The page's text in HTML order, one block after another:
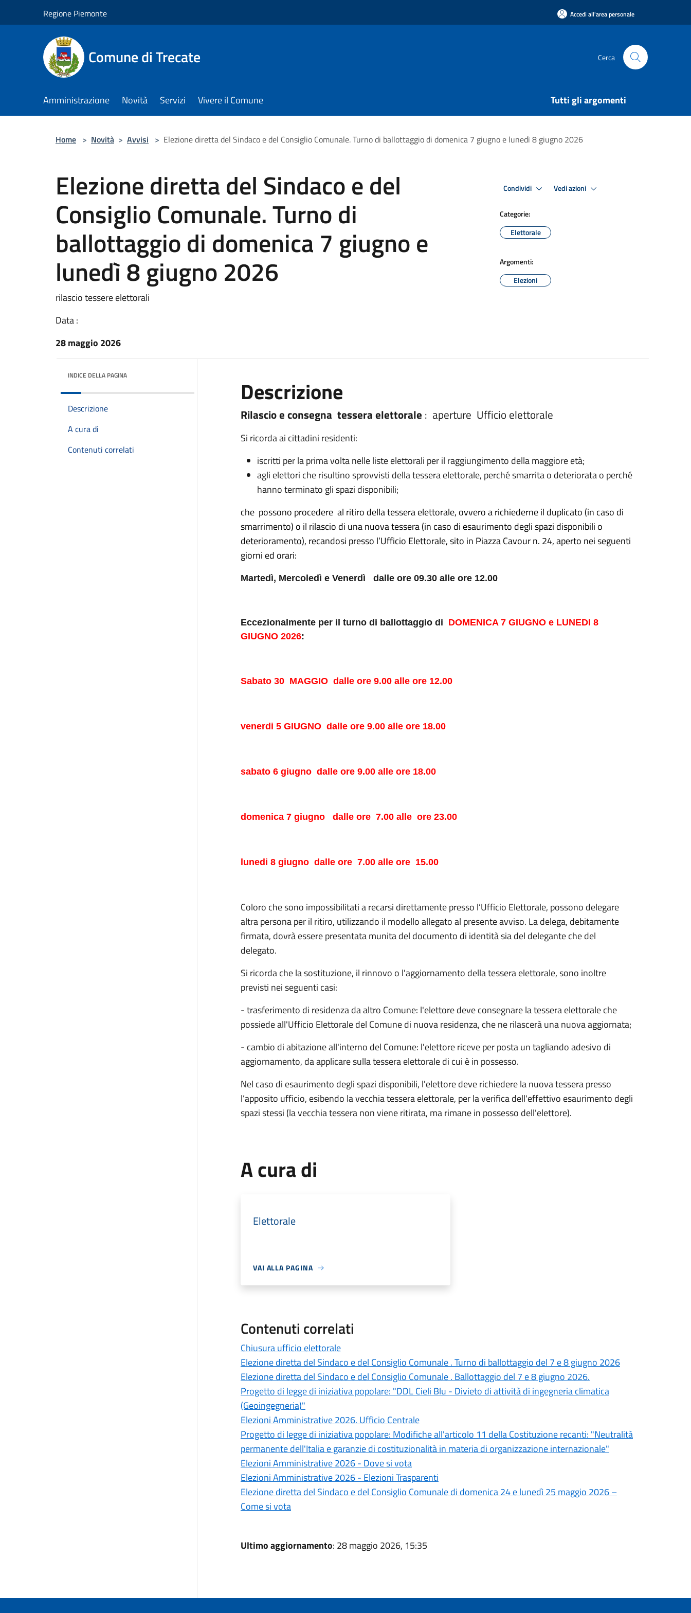
Regione Piemonte Accedi all'area personale
Comune di Trecate Cerca
Amministrazione Novità Servizi Vivere il Comune Tutti gli argomenti
Home > Novità > Avvisi > Elezione diretta del Sindaco e del Consiglio Comunale. Turno di ballottaggio di domenica 7 giugno e lunedì 8 giugno 2026
Elezione diretta del Sindaco e del
Consiglio Comunale. Turno di
ballottaggio di domenica 7 giugno e
lunedì 8 giugno 2026
rilascio tessere elettorali
Data :
28 maggio 2026
Condividi Vedi azioni
Categorie:
Elettorale
Argomenti:
Elezioni
INDICE DELLA PAGINA
Descrizione
A cura di
Contenuti correlati
Descrizione
Rilascio e consegna tessera elettorale : aperture Ufficio elettorale
Si ricorda ai cittadini residenti:
iscritti per la prima volta nelle liste elettorali per il raggiungimento della maggiore età;
agli elettori che risultino sprovvisti della tessera elettorale, perché smarrita o deteriorata o perché
hanno terminato gli spazi disponibili;
che possono procedere al ritiro della tessera elettorale, ovvero a richiederne il duplicato (in caso di
smarrimento) o il rilascio di una nuova tessera (in caso di esaurimento degli spazi disponibili o
deterioramento), recandosi presso l’Ufficio Elettorale, sito in Piazza Cavour n. 24, aperto nei seguenti
giorni ed orari:
Martedì, Mercoledì e Venerdì dalle ore 09.30 alle ore 12.00
Eccezionalmente per il turno di ballottaggio di DOMENICA 7 GIUGNO e LUNEDI 8
GIUGNO 2026:
Sabato 30 MAGGIO dalle ore 9.00 alle ore 12.00
venerdi 5 GIUGNO dalle ore 9.00 alle ore 18.00
sabato 6 giugno dalle ore 9.00 alle ore 18.00
domenica 7 giugno dalle ore 7.00 alle ore 23.00
lunedi 8 giugno dalle ore 7.00 alle ore 15.00
Coloro che sono impossibilitati a recarsi direttamente presso l’Ufficio Elettorale, possono delegare
altra persona per il ritiro, utilizzando il modello allegato al presente avviso. La delega, debitamente
firmata, dovrà essere presentata munita del documento di identità sia del delegante che del
delegato.
Si ricorda che la sostituzione, il rinnovo o l'aggiornamento della tessera elettorale, sono inoltre
previsti nei seguenti casi:
- trasferimento di residenza da altro Comune: l'elettore deve consegnare la tessera elettorale che
possiede all'Ufficio Elettorale del Comune di nuova residenza, che ne rilascerà una nuova aggiornata;
- cambio di abitazione all'interno del Comune: l'elettore riceve per posta un tagliando adesivo di
aggiornamento, da applicare sulla tessera elettorale di cui è in possesso.
Nel caso di esaurimento degli spazi disponibili, l'elettore deve richiedere la nuova tessera presso
l’apposito ufficio, esibendo la vecchia tessera elettorale, per la verifica dell'effettivo esaurimento degli
spazi stessi (la vecchia tessera non viene ritirata, ma rimane in possesso dell'elettore).
A cura di
Elettorale
VAI ALLA PAGINA
Contenuti correlati
Chiusura ufficio elettorale
Elezione diretta del Sindaco e del Consiglio Comunale . Turno di ballottaggio del 7 e 8 giugno 2026
Elezione diretta del Sindaco e del Consiglio Comunale . Ballottaggio del 7 e 8 giugno 2026.
Progetto di legge di iniziativa popolare: "DDL Cieli Blu - Divieto di attività di ingegneria climatica
(Geoingegneria)"
Elezioni Amministrative 2026. Ufficio Centrale
Progetto di legge di iniziativa popolare: Modifiche all'articolo 11 della Costituzione recanti: "Neutralità
permanente dell'Italia e garanzie di costituzionalità in materia di organizzazione internazionale"
Elezioni Amministrative 2026 - Dove si vota
Elezioni Amministrative 2026 - Elezioni Trasparenti
Elezione diretta del Sindaco e del Consiglio Comunale di domenica 24 e lunedì 25 maggio 2026 –
Come si vota
Ultimo aggiornamento: 28 maggio 2026, 15:35